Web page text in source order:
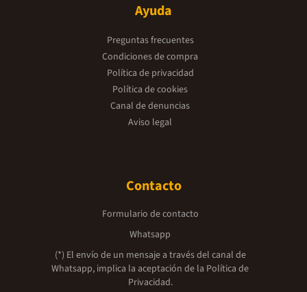
Ayuda
Preguntas frecuentes
Condiciones de compra
Política de privacidad
Política de cookies
Canal de denuncias
Aviso legal
Contacto
Formulario de contacto
Whatsapp
(*) El envío de un mensaje a través del canal de
Whatsapp, implica la aceptación de la Política de
Privacidad.